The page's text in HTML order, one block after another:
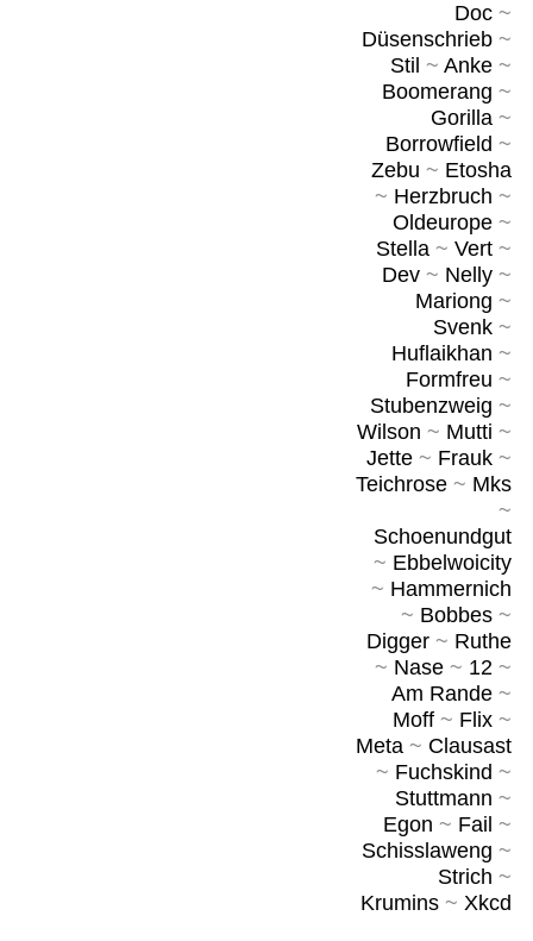
Doc~
Düsenschrieb~
Stil ~ Anke~
Boomerang ~
Gorilla~
Borrowfield ~
Zebu ~ Etosha
~ Herzbruch ~
Oldeurope~
Stella~ Vert~
Dev~ Nelly~
Mariong ~
Svenk~
Huflaikhan ~
Formfreu ~
Stubenzweig ~
Wilson ~ Mutti ~
Jette~ Frauk~
Teichrose~ Mks
~
Schoenundgut
~ Ebbelwoicity
~ Hammernich
~ Bobbes~
Digger~ Ruthe
~ Nase~ 12~
Am Rande~
Moff~ Flix~
Meta~ Clausast
~ Fuchskind ~
Stuttmann ~
Egon ~ Fail ~
Schisslaweng ~
Strich ~
Krumins~ Xkcd